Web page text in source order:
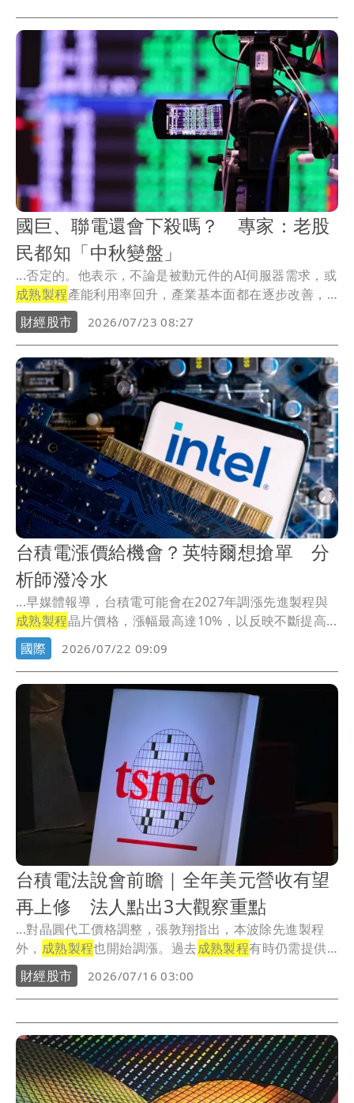
國巨、聯電還會下殺嗎？ 專家：老股
民都知「中秋變盤」
...否定的。他表示，不論是被動元件的AI伺服器需求，或
成熟製程產能利用率回升，產業基本面都在逐步改善，
現...
財經股市 2026/07/23 08:27
台積電漲價給機會？英特爾想搶單 分
析師潑冷水
...早媒體報導，台積電可能會在2027年調漲先進製程與
成熟製程晶片價格，漲幅最高達10%，以反映不斷提高...
國際
2026/07/22 09:09
台積電法說會前瞻｜全年美元營收有望
再上修 法人點出3大觀察重點
...對晶圓代工價格調整，張敦翔指出，本波除先進製程
外， 成熟製程也開始調漲。過去成熟製程有時仍需提供
折扣，...
財經股市 2026/07/16 03:00